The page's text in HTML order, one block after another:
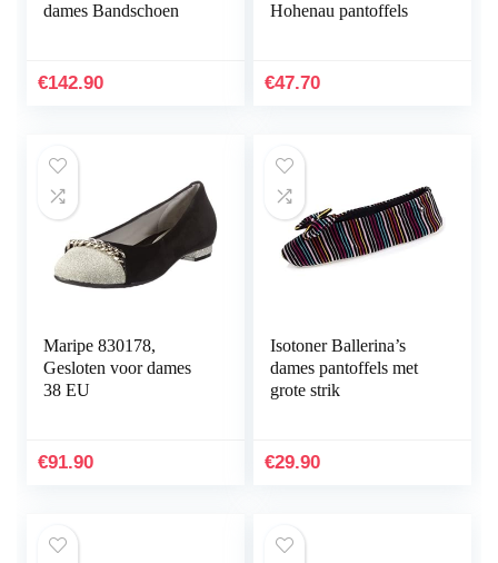
dames Bandschoen
€142.90
Hohenau pantoffels
€47.70
Maripe 830178,
Gesloten voor dames
38 EU
€91.90
Isotoner Ballerina’s
dames pantoffels met
grote strik
€29.90